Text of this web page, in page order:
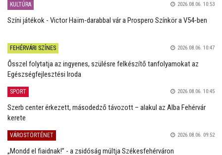
KULTÚRA 2026.08.06. 10:53
Színi játékok - Victor Haïm-darabbal vár a Prospero Színkör a V54-ben
FEHÉRVÁRI SZÍNES 2026.08.06. 10:47
Ősszel folytatja az ingyenes, szülésre felkészítő tanfolyamokat az
Egészségfejlesztési Iroda
SPORT 2026.08.06. 10:45
Szerb center érkezett, másodedző távozott – alakul az Alba Fehérvár
kerete
VÁROSTÖRTÉNET 2026.08.06. 09:52
„Mondd el fiaidnak!” - a zsidóság múltja Székesfehérváron